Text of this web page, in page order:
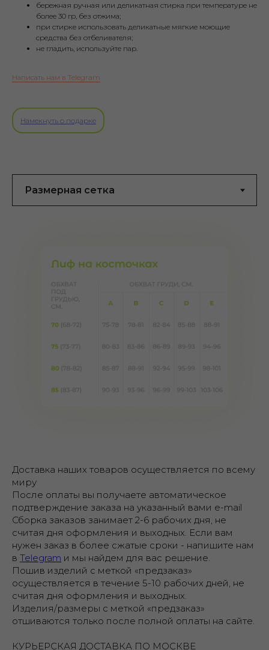
бережная ручная или деликатная стирка при температуре не
более 30 гр, без отжима;
при стирке использовать деликатные мягкие моющие
средства без отбеливателя;
не гладить, используйте пар.
Написать нам в Telegram
Намекнуть о подарке
Доставка наших товаров осуществляется по всему
миру
После оплаты вы получаете автоматическое
подтверждение заказа на указанный вами e-mail
Сборка заказов занимает 2-6 рабочих дня, не
считая дня оформления и выходных. Если вам
нужен заказ в более сжатые сроки - напишите нам
в Telegram и мы найдем для вас решение.
Пошив изделий с меткой «предзаказ»
осуществляется в течение 5-10 рабочих дней, не
считая дня оформления и выходных.
Изделия/размеры с меткой «предзаказ»
отшиваются только после полной оплаты на сайте.
КУРЬЕРСКАЯ ДОСТАВКА ПО МОСКВЕ